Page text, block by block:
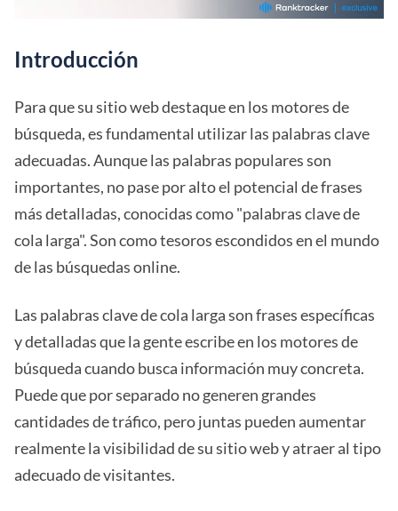
Introducción
Para que su sitio web destaque en los motores de
búsqueda, es fundamental utilizar las palabras clave
adecuadas. Aunque las palabras populares son
importantes, no pase por alto el potencial de frases
más detalladas, conocidas como "palabras clave de
cola larga". Son como tesoros escondidos en el mundo
de las búsquedas online.
Las palabras clave de cola larga son frases específicas
y detalladas que la gente escribe en los motores de
búsqueda cuando busca información muy concreta.
Puede que por separado no generen grandes
cantidades de tráfico, pero juntas pueden aumentar
realmente la visibilidad de su sitio web y atraer al tipo
adecuado de visitantes.